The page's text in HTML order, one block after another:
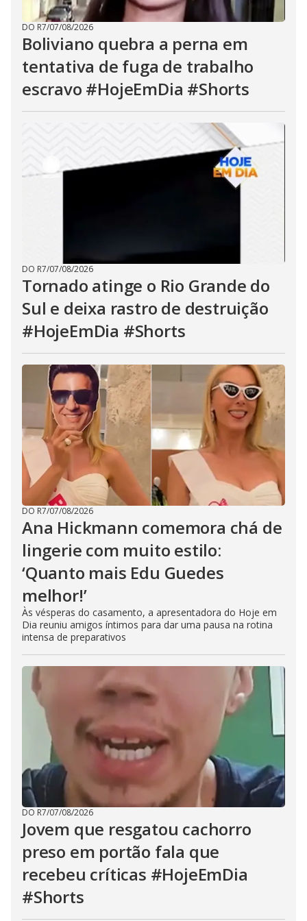
DO R7/07/08/2026
Boliviano quebra a perna em
tentativa de fuga de trabalho
escravo #HojeEmDia #Shorts
DO R7/07/08/2026
Tornado atinge o Rio Grande do
Sul e deixa rastro de destruição
#HojeEmDia #Shorts
DO R7/07/08/2026
Ana Hickmann comemora chá de
lingerie com muito estilo:
‘Quanto mais Edu Guedes
melhor!’
Às vésperas do casamento, a apresentadora do Hoje em
Dia reuniu amigos íntimos para dar uma pausa na rotina
intensa de preparativos
DO R7/07/08/2026
Jovem que resgatou cachorro
preso em portão fala que
recebeu críticas #HojeEmDia
#Shorts